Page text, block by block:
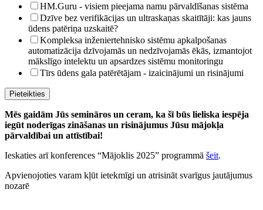
HM.Guru - visiem pieejama namu pārvaldīšanas sistēma
Dzīve bez verifikācijas un ultraskaņas skaitītāji: kas jauns
ūdens patēriņa uzskaitē?
Kompleksa inženiertehnisko sistēmu apkalpošanas
automatizācija dzīvojamās un nedzīvojamās ēkās, izmantojot
mākslīgo intelektu un apsardzes sistēmu monitoringu
Tīrs ūdens gala patērētājam - izaicinājumi un risinājumi
Pieteikties
Mēs gaidām Jūs semināros un ceram, ka šī būs lieliska iespēja
iegūt noderīgas zināšanas un risinājumus Jūsu mājokļa
pārvaldībai un attīstībai!
Ieskaties arī konferences “Mājoklis 2025” programmā šeit.
Apvienojoties varam kļūt ietekmīgi un atrisināt svarīgus jautājumus
nozarē